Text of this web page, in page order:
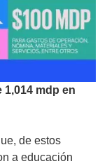
1,014 mdp en
de estos
a educación